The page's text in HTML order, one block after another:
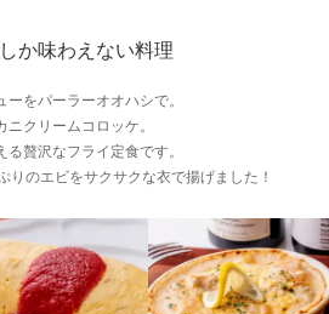
か味わえない料理
をパーラーオオハシで。
クリームコロッケ。
贅沢なフライ定食です。
りのエビをサクサクな衣で揚げました！